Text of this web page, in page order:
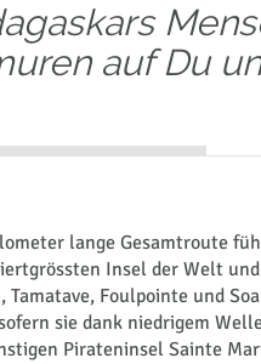
auf Du
lange Gesamtroute
Insel der Welt
Tamatave, Foulpointe und
sie dank niedrigem
Pirateninsel Sainte